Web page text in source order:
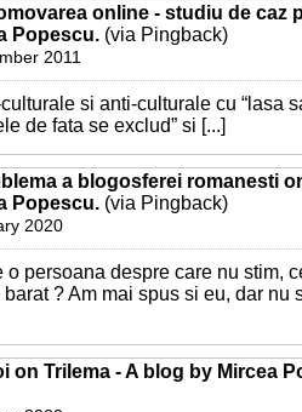
online - studiu de caz
Popescu. (via Pingback)
2011
si anti-culturale cu “lasa
de fata se exclud” si [...]
a blogosferei romanesti
Popescu. (via Pingback)
2020
o persoana despre care nu stim,
? Am mai spus si eu, dar nu
on Trilema - A blog by Mircea